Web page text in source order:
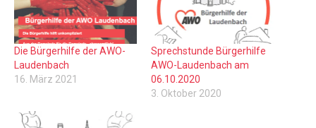
Die Bürgerhilfe der AWO-
Laudenbach
16. März 2021
Sprechstunde Bürgerhilfe
AWO-Laudenbach am
06.10.2020
3. Oktober 2020